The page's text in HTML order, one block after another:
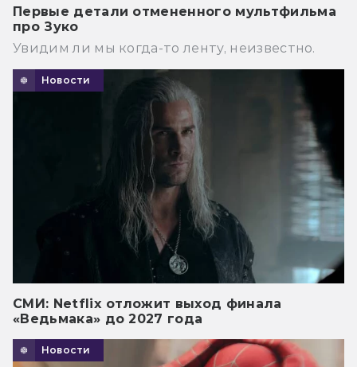
Первые детали отмененного мультфильма
про Зуко
Увидим ли мы когда-то ленту, неизвестно.
Новости
СМИ: Netflix отложит выход финала
«Ведьмака» до 2027 года
Новости